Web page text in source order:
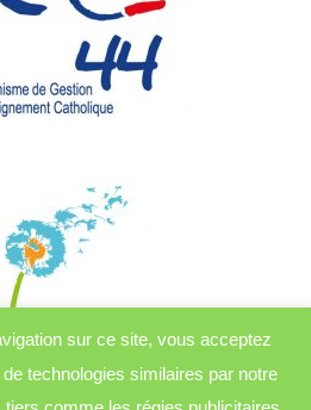
sur ce site, vous acceptez
technologies similaires par notre